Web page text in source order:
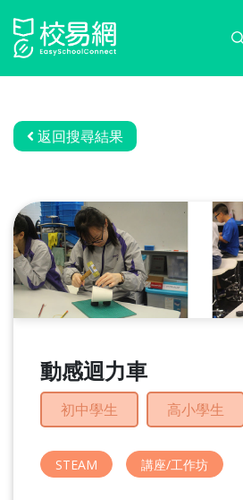
搜
務
資
訊
關
於
我
返回搜尋結果
動感迴力車
初中學生 高小學生
STEAM 講座/工作坊